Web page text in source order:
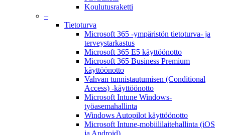
Koulutusraketti
–
Tietoturva
Microsoft 365 -ympäristön tietoturva- ja
terveystarkastus
Microsoft 365 E5 käyttöönotto
Microsoft 365 Business Premium
käyttöönotto
Vahvan tunnistautumisen (Conditional
Access) -käyttöönotto
Microsoft Intune Windows-
työasemahallinta
Windows Autopilot käyttöönotto
Microsoft Intune-mobiililaitehallinta (iOS
ja Android)